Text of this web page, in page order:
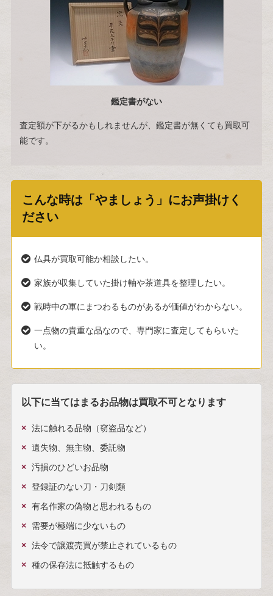
鑑定書がない
査定額が下がるかもしれませんが、鑑定書が無くても買取可
能です。
こんな時は「やましょう」にお声掛けく
ださい
仏具が買取可能か相談したい。
家族が収集していた掛け軸や茶道具を整理したい。
戦時中の軍にまつわるものがあるが価値がわからない。
一点物の貴重な品なので、専門家に査定してもらいた
い。
以下に当てはまるお品物は買取不可となります
法に触れる品物（窃盗品など）
遺失物、無主物、委託物
汚損のひどいお品物
登録証のない刀・刀剣類
有名作家の偽物と思われるもの
需要が極端に少ないもの
法令で譲渡売買が禁止されているもの
種の保存法に抵触するもの